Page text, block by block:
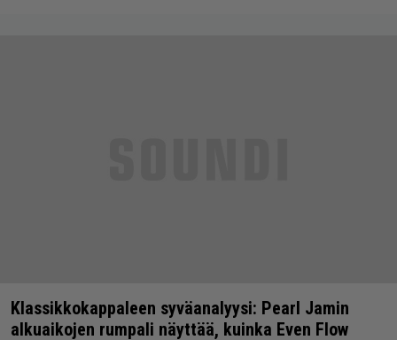
Klassikkokappaleen syväanalyysi: Pearl Jamin
alkuaikojen rumpali näyttää, kuinka Even Flow